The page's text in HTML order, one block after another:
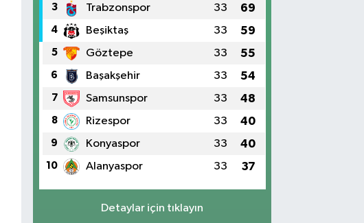
3 Trabzonspor 33 69
4 Beşiktaş 33 59
5 Göztepe 33 55
6 Başakşehir 33 54
7 Samsunspor 33 48
8 Rizespor 33 40
9 Konyaspor 33 40
10 Alanyaspor 33 37
Detaylar için tıklayın